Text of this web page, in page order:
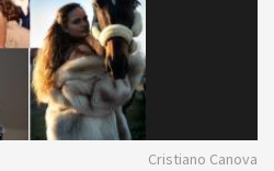
Cristiano Canova